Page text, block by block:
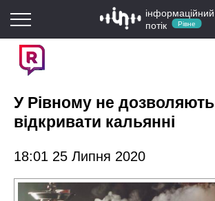
інформаційний
потік
Рівне
У Рівному не дозволяють
відкривати кальянні
18:01 25 Липня 2020